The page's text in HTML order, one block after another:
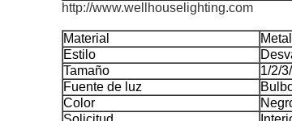
http://www.wellhouselighting.com
Material
Estilo
Tamaño
1/2/
Fuente de luz
Color